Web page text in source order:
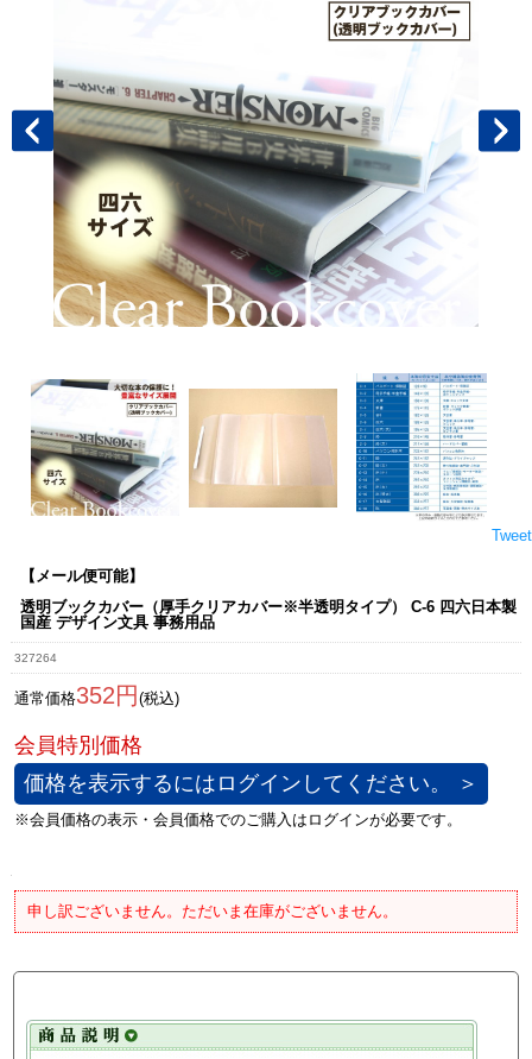
Tweet
【メール便可能】
透明ブックカバー（厚手クリアカバー※半透明タイプ） C-6 四六日本製
国産 デザイン文具 事務用品
327264
通常価格352円 (税込)
価格を表示するにはログインしてください。 ＞
申し訳ございません。ただいま在庫がございません。